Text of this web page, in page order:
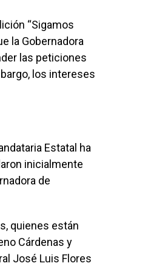
“Sigamos
la Gobernadora
las peticiones
los intereses
Estatal ha
inicialmente
de
quienes están
Cárdenas y
José Luis Flores